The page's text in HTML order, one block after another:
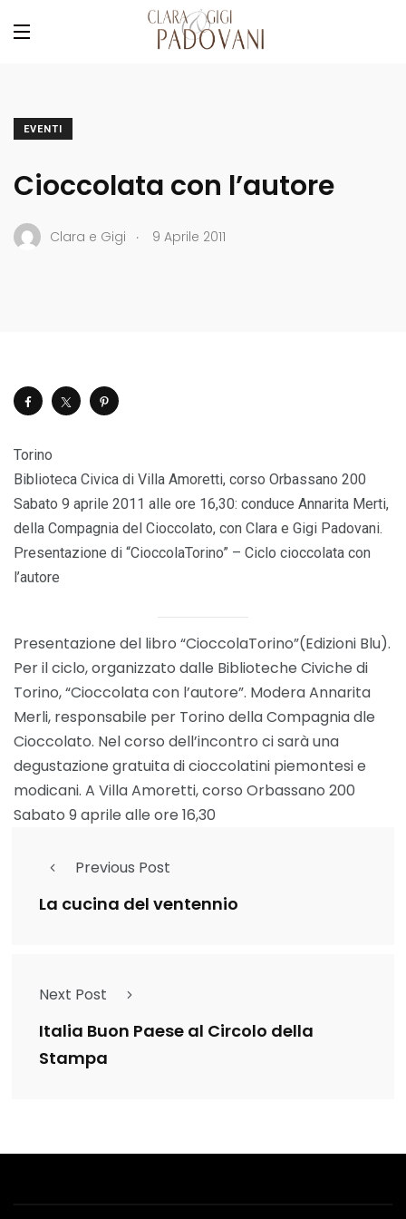
EVENTI
Cioccolata con l’autore
Clara e Gigi . 9 Aprile 2011
Torino
Biblioteca Civica di Villa Amoretti, corso Orbassano 200
Sabato 9 aprile 2011 alle ore 16,30: conduce Annarita Merti,
della Compagnia del Cioccolato, con Clara e Gigi Padovani.
Presentazione di “CioccolaTorino” – Ciclo cioccolata con
l’autore
Presentazione del libro “CioccolaTorino”(Edizioni Blu).
Per il ciclo, organizzato dalle Biblioteche Civiche di
Torino, “Cioccolata con l’autore”. Modera Annarita
Merli, responsabile per Torino della Compagnia dle
Cioccolato. Nel corso dell’incontro ci sarà una
degustazione gratuita di cioccolatini piemontesi e
modicani. A Villa Amoretti, corso Orbassano 200
Sabato 9 aprile alle ore 16,30
Previous Post
La cucina del ventennio
Next Post
Italia Buon Paese al Circolo della
Stampa